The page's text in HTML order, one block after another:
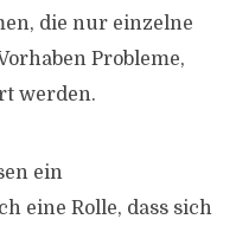
die nur einzelne
Probleme,
werden.
ein
eine Rolle, dass sich